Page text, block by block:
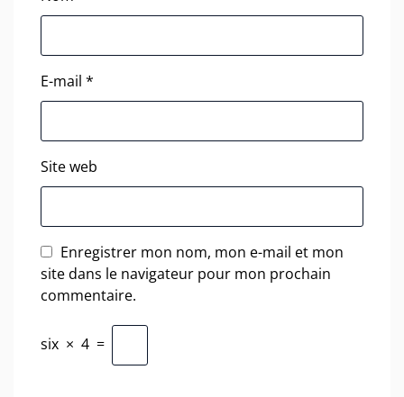
E-mail *
Site web
Enregistrer mon nom, mon e-mail et mon
site dans le navigateur pour mon prochain
commentaire.
six × 4 =